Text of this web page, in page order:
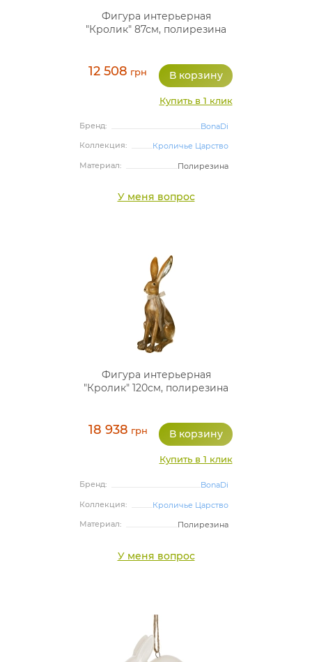
Фигура интерьерная
"Кролик" 87см, полирезина
12 508 грн
Купить в 1 клик
Бренд:
BonaDi
Коллекция:
Кроличье Царство
Материал:
Полирезина
У меня вопрос
Фигура интерьерная
"Кролик" 120см, полирезина
18 938 грн
Купить в 1 клик
Бренд:
BonaDi
Коллекция:
Кроличье Царство
Материал:
Полирезина
У меня вопрос